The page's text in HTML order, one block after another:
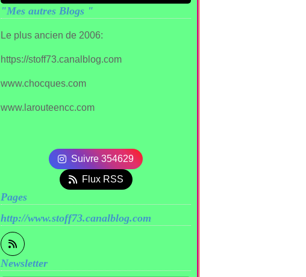
"Mes autres Blogs "
Le plus ancien de 2006:
https://stoff73.canalblog.com
www.chocques.com
www.larouteencc.com
Suivre 354629
Flux RSS
Pages
http://www.stoff73.canalblog.com
Newsletter